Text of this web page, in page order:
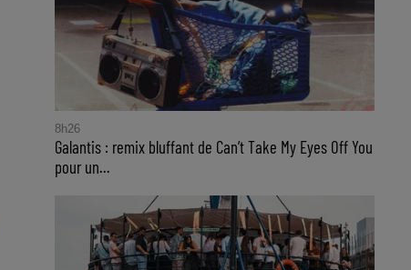
8h26
Galantis : remix bluffant de Can’t Take My Eyes Off You
pour un...